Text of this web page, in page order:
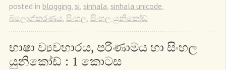
posted in blogging, si, sinhala, sinhala unicode,
බ්ලොග්කරණය, සිංහල, සිංහල යුනිකෝඩ්
භාෂා ව්‍යවහාරය, පරිණාමය හා සිංහල
යුනිකෝඩ් : 1 කොටස